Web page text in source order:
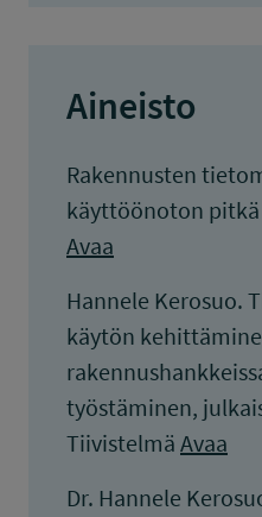
Aineisto
Rakennusten
käyttöönoton
Avaa
Hannele Kerosuo.
käytön
työstäminen,
Tiivistelmä Avaa
Dr. Hannele